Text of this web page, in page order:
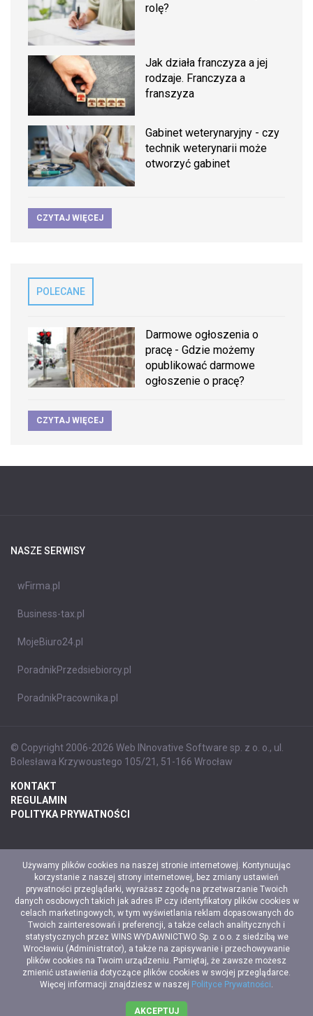
rolę?
Jak działa franczyza a jej
rodzaje. Franczyza a
franszyza
Gabinet weterynaryjny - czy
technik weterynarii może
otworzyć gabinet
CZYTAJ WIĘCEJ
POLECANE
Darmowe ogłoszenia o
pracę - Gdzie możemy
opublikować darmowe
ogłoszenie o pracę?
CZYTAJ WIĘCEJ
NASZE SERWISY
wFirma.pl
Business-tax.pl
MojeBiuro24.pl
PoradnikPrzedsiebiorcy.pl
PoradnikPracownika.pl
© Copyright 2006-2026 Web INnovative Software sp. z o. o., ul.
Bolesława Krzywoustego 105/21, 51-166 Wrocław
KONTAKT
REGULAMIN
POLITYKA PRYWATNOŚCI
Używamy plików cookies na naszej stronie internetowej. Kontynuując
korzystanie z naszej strony internetowej, bez zmiany ustawień
prywatności przeglądarki, wyrażasz zgodę na przetwarzanie Twoich
danych osobowych takich jak adres IP czy identyfikatory plików cookies w
celach marketingowych, w tym wyświetlania reklam dopasowanych do
Twoich zainteresowań i preferencji, a także celach analitycznych i
statystycznych przez WINS WYDAWNICTWO Sp. z o.o. z siedzibą we
Wrocławiu (Administrator), a także na zapisywanie i przechowywanie
plików cookies na Twoim urządzeniu. Pamiętaj, że zawsze możesz
zmienić ustawienia dotyczące plików cookies w swojej przeglądarce.
Więcej informacji znajdziesz w naszej Polityce Prywatności
AKCEPTUJ